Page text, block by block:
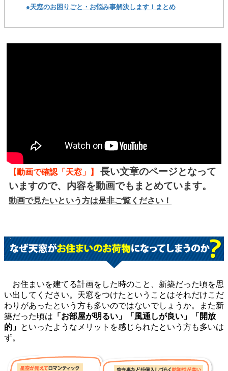
●天窓のお困りごと・お悩み事解決します！まとめ
【動画で確認「天窓」】
長い文章のページとなって
いますので、内容を動画でもまとめています。
動画で見たいという方は是非ご覧ください！
お住まいを建てる計画をした時のこと、新築だった頃を思
い出してください。天窓をつけたということはそれだけこだ
わりがあったという方も多いのではないでしょうか。また新
築だった頃は 「お部屋が明るい」「風通しが良い」「開放
的」 といったようなメリットを感じられたという方も多いは
ず。